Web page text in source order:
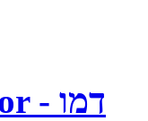
Medal of Honor - דמו